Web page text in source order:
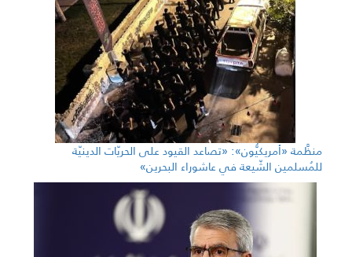
منظَّمة «أمريكيُّون»: «تصاعد القيود على الحريّات الدينيّة
للمُسلمين الشّيعة في عاشوراء البحرين»